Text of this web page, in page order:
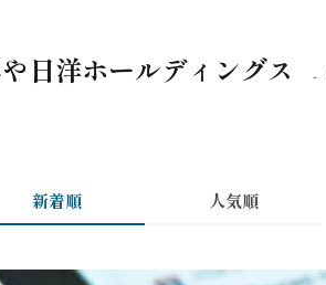
日洋ホールディングス
新着順 人気順